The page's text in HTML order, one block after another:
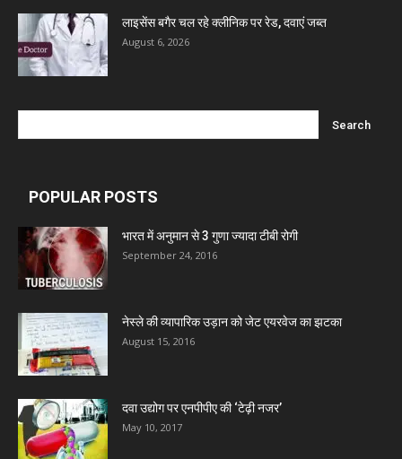
लाइसेंस बगैर चल रहे क्लीनिक पर रेड, दवाएं जब्त
August 6, 2026
POPULAR POSTS
भारत में अनुमान से 3 गुणा ज्यादा टीबी रोगी
September 24, 2016
नेस्ले की व्यापारिक उड़ान को जेट एयरवेज का झटका
August 15, 2016
दवा उद्योग पर एनपीपीए की ‘टेढ़ी नजर’
May 10, 2017